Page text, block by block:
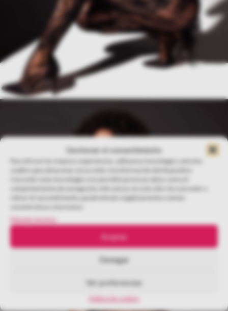
Gestionar el consentimiento
Para ofrecer las mejores experiencias, utilizamos tecnologías como las
Consentir estas tecnologías nos permitirá procesar datos como el
retirar el consentimiento, puede afectar negativamente a ciertas
Manage services
Aceptar
Denegar
Ver preferencias
Política de cookies